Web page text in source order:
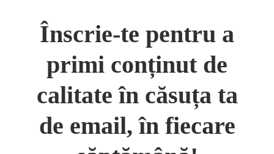
Înscrie-te pentru a
primi conținut de
calitate în căsuța ta
de email, în fiecare